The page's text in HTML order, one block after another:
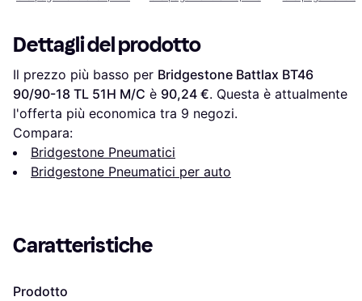
Dettagli del prodotto
Il prezzo più basso per Bridgestone Battlax BT46
90/90-18 TL 51H M/C è 90,24 €. Questa è attualmente
l'offerta più economica tra 9 negozi.
Compara:
Bridgestone Pneumatici
Bridgestone Pneumatici per auto
Caratteristiche
Prodotto